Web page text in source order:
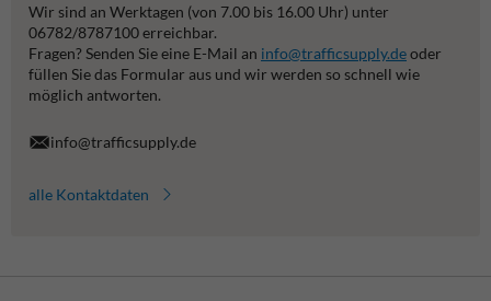
Wir sind an Werktagen (von 7.00 bis 16.00 Uhr) unter
06782/8787100 erreichbar.
Fragen? Senden Sie eine E-Mail an info@trafficsupply.deoder
füllen Sie das Formular aus und wir werden so schnell wie
möglich antworten.
info@trafficsupply.de
alle Kontaktdaten